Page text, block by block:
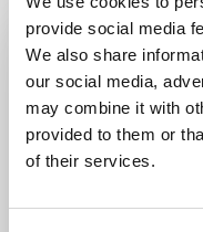
provide social media
We also share
our social media,
may combine it with
provided to them or
of their services.
Latest Post
Black